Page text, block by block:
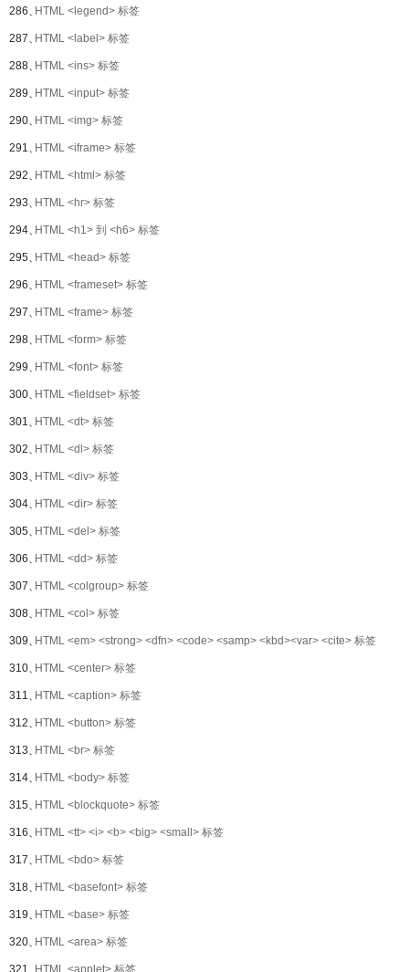
286、HTML <legend> 标签
287、HTML <label> 标签
288、HTML <ins> 标签
289、HTML <input> 标签
290、HTML <img> 标签
291、HTML <iframe> 标签
292、HTML <html> 标签
293、HTML <hr> 标签
294、HTML <h1> 到 <h6> 标签
295、HTML <head> 标签
296、HTML <frameset> 标签
297、HTML <frame> 标签
298、HTML <form> 标签
299、HTML <font> 标签
300、HTML <fieldset> 标签
301、HTML <dt> 标签
302、HTML <dl> 标签
303、HTML <div> 标签
304、HTML <dir> 标签
305、HTML <del> 标签
306、HTML <dd> 标签
307、HTML <colgroup> 标签
308、HTML <col> 标签
309、HTML <em> <strong> <dfn> <code> <samp> <kbd><var> <cite> 标签
310、HTML <center> 标签
311、HTML <caption> 标签
312、HTML <button> 标签
313、HTML <br> 标签
314、HTML <body> 标签
315、HTML <blockquote> 标签
316、HTML <tt> <i> <b> <big> <small> 标签
317、HTML <bdo> 标签
318、HTML <basefont> 标签
319、HTML <base> 标签
320、HTML <area> 标签
321、HTML <applet> 标签